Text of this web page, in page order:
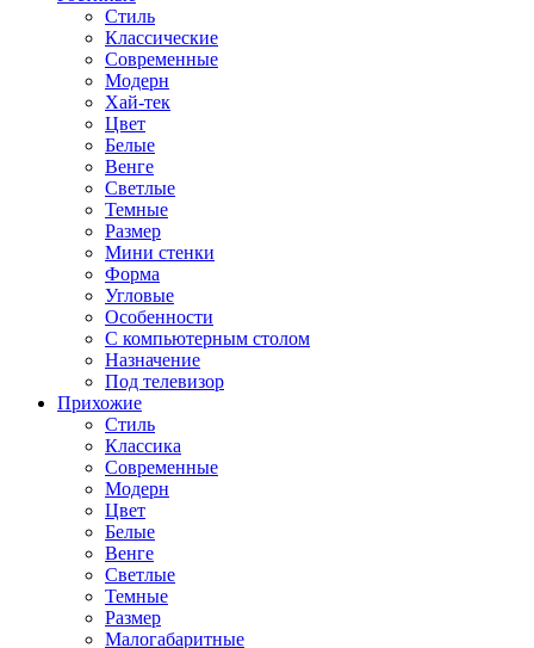
Стиль
Классические
Современные
Модерн
Хай-тек
Цвет
Белые
Венге
Светлые
Темные
Размер
Мини стенки
Форма
Угловые
Особенности
С компьютерным столом
Назначение
Под телевизор
Прихожие
Стиль
Классика
Современные
Модерн
Цвет
Белые
Венге
Светлые
Темные
Размер
Малогабаритные